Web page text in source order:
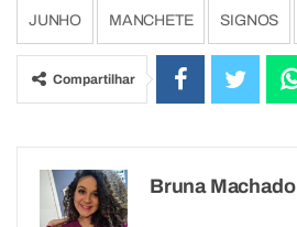
JUNHO MANCHETE SIGNOS
Compartilhar
Bruna Machado